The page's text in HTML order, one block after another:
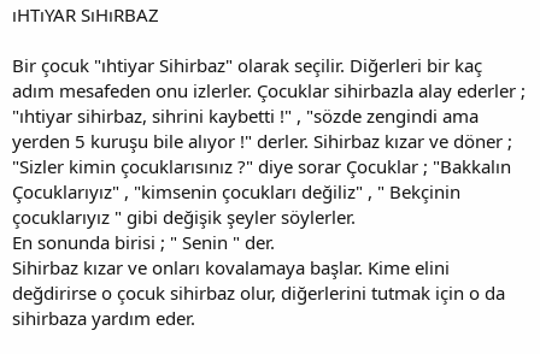
ıHTıYAR SıHıRBAZ
Bir çocuk "ıhtiyar Sihirbaz" olarak seçilir. Diğerleri bir kaç
adım mesafeden onu izlerler. Çocuklar sihirbazla alay ederler ;
"ıhtiyar sihirbaz, sihrini kaybetti !" , "sözde zengindi ama
yerden 5 kuruşu bile alıyor !" derler. Sihirbaz kızar ve döner ;
"Sizler kimin çocuklarısınız ?" diye sorar Çocuklar ; "Bakkalın
Çocuklarıyız" , "kimsenin çocukları değiliz" , " Bekçinin
çocuklarıyız " gibi değişik şeyler söylerler.
En sonunda birisi ; " Senin " der.
Sihirbaz kızar ve onları kovalamaya başlar. Kime elini
değdirirse o çocuk sihirbaz olur, diğerlerini tutmak için o da
sihirbaza yardım eder.